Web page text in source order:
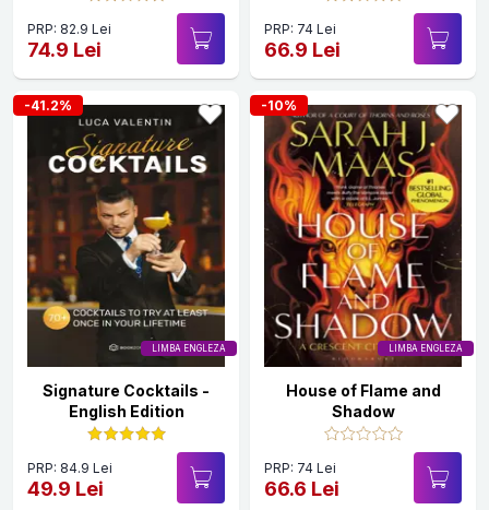
PRP: 82.9 Lei
74.9 Lei
PRP: 74 Lei
66.9 Lei
LIMBA ENGLEZA
-41.2%
Signature Cocktails -
English Edition
PRP: 84.9 Lei
49.9 Lei
LIMBA ENGLEZA
-10%
House of Flame and
Shadow
PRP: 74 Lei
66.6 Lei